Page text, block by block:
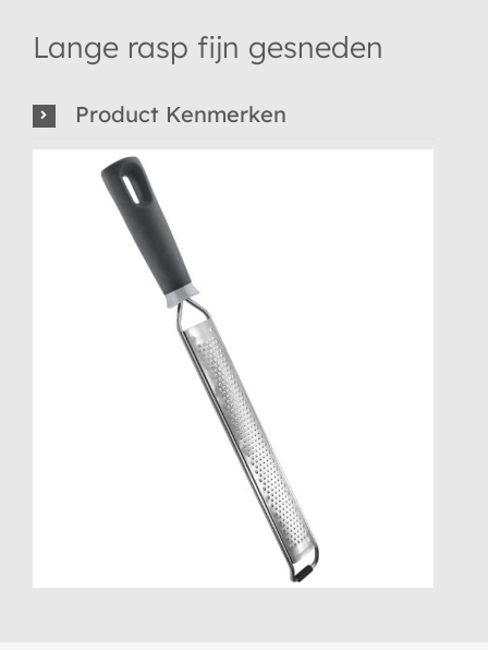
Lange rasp fijn gesneden
Product Kenmerken